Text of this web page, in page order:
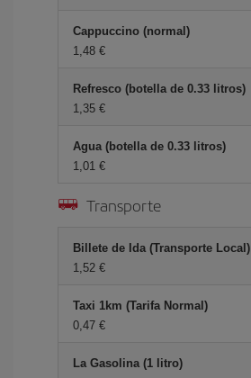
Cappuccino (normal)
1,48 €
Refresco (botella de 0.33 litros)
1,35 €
Agua (botella de 0.33 litros)
1,01 €
Transporte
Billete de Ida (Transporte Local)
1,52 €
Taxi 1km (Tarifa Normal)
0,47 €
La Gasolina (1 litro)